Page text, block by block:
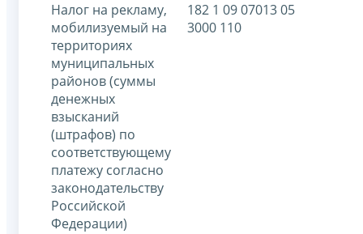
Налог на рекламу,
мобилизуемый на
территориях
муниципальных
районов (суммы
денежных
взысканий
(штрафов) по
соответствующему
платежу согласно
законодательству
Российской
Федерации)
182 1 09 07013 05
3000 110